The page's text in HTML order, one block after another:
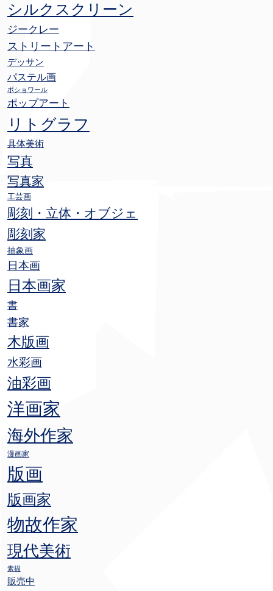
シルクスクリーン
ジークレー
ストリートアート
デッサン
パステル画
ポショワール
ポップアート
リトグラフ
具体美術
写真
写真家
工芸画
彫刻・立体・オブジェ
彫刻家
抽象画
日本画
日本画家
書
書家
木版画
水彩画
油彩画
洋画家
海外作家
漫画家
版画
版画家
物故作家
現代美術
素描
販売中